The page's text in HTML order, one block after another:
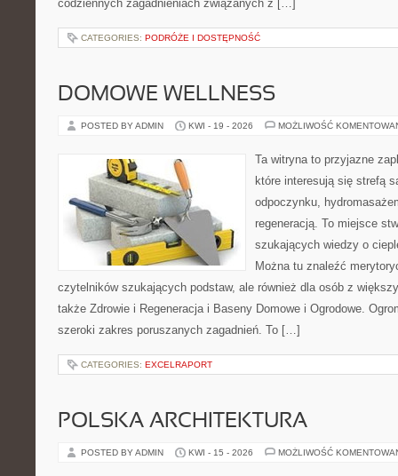
codziennych zagadnieniach związanych z […]
CATEGORIES: PODRÓŻE I DOSTĘPNOŚĆ
DOMOWE WELLNESS
POSTED BY ADMIN KWI - 19 - 2026 MOŻLIWOŚĆ
Ta witryna to przyjazne
które interesują się strefą
odpoczynku,
regeneracją. To miejsce
szukających wiedzy o
Można tu znaleźć
czytelników szukających podstaw, ale również dla osób z
także Zdrowie i Regeneracja i Baseny Domowe i Ogrodowe.
szeroki zakres poruszanych zagadnień. To […]
CATEGORIES: EXCELRAPORT
POLSKA ARCHITEKTURA
POSTED BY ADMIN KWI - 15 - 2026 MOŻLIWOŚĆ